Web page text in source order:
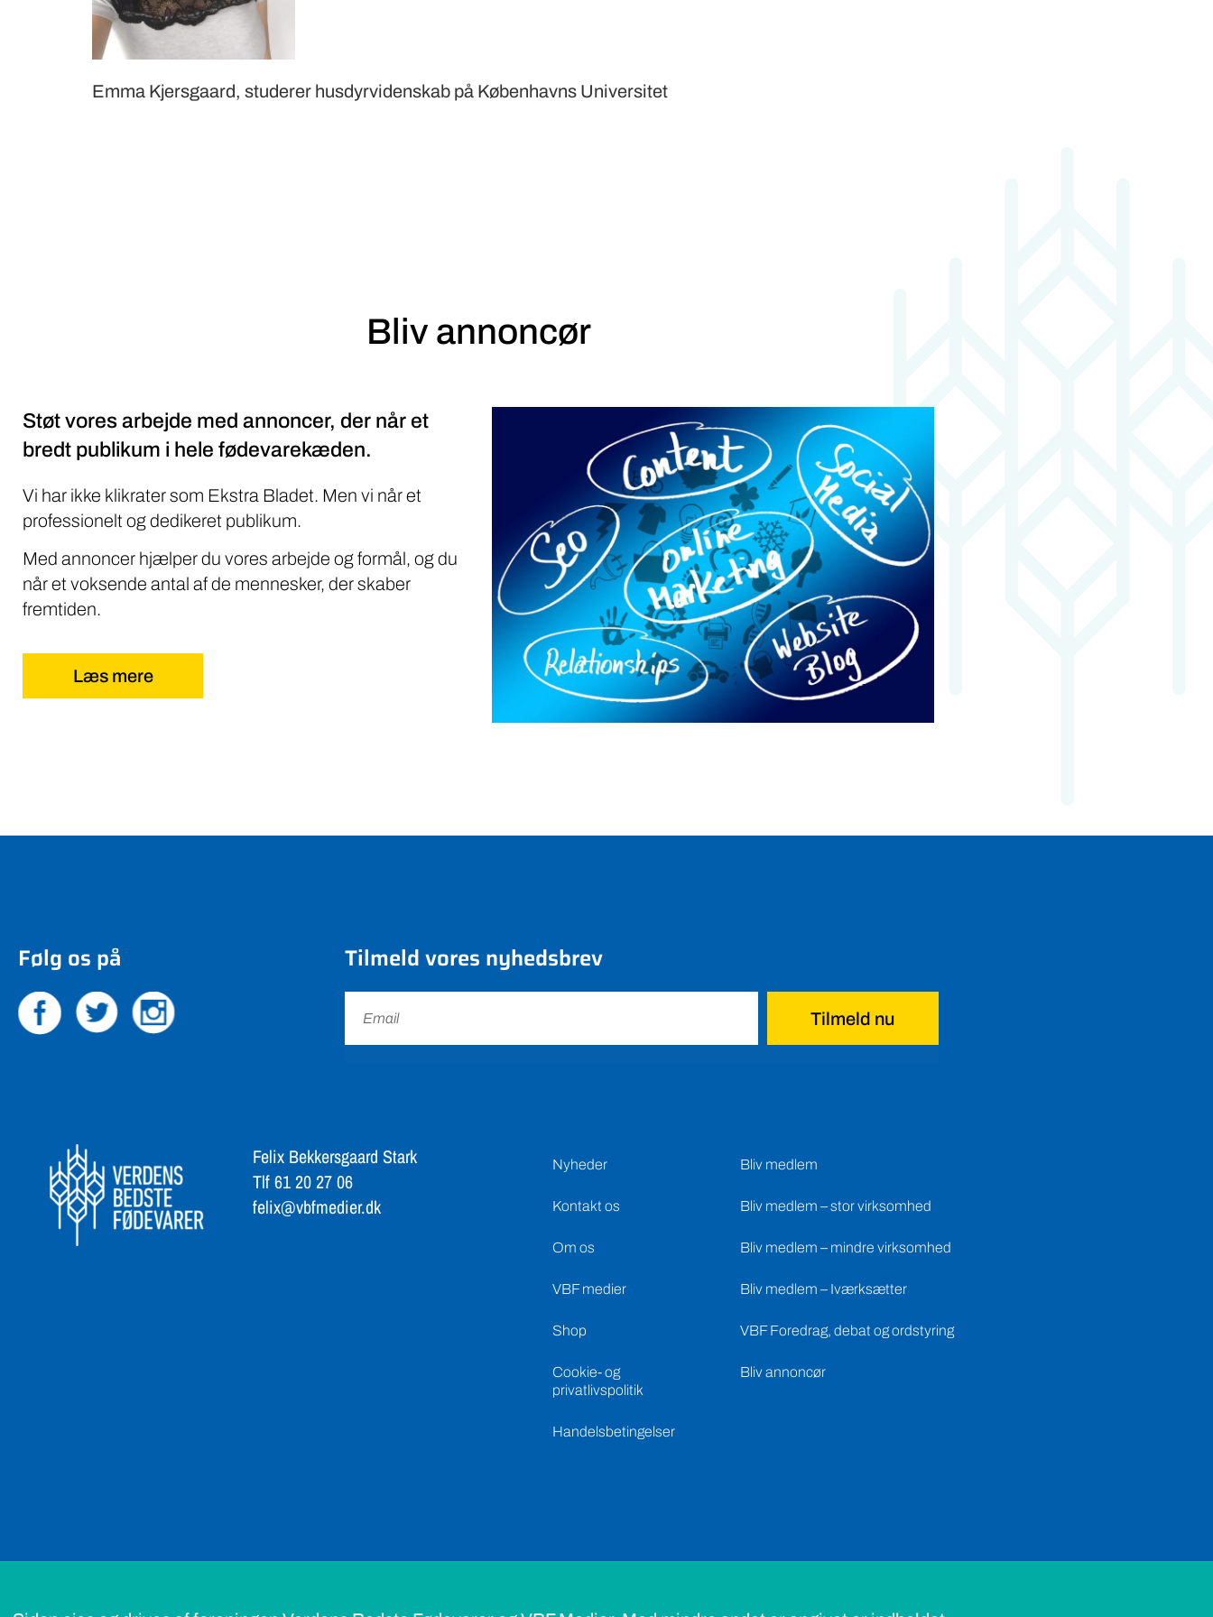
Emma Kjersgaard, studerer husdyrvidenskab på Københavns Universitet
Bliv annoncør
Støt vores arbejde med annoncer, der når et
bredt publikum i hele fødevarekæden.
Vi har ikke klikrater som Ekstra Bladet. Men vi når et
professionelt og dedikeret publikum.
Med annoncer hjælper du vores arbejde og formål, og du
når et voksende antal af de mennesker, der skaber
fremtiden.
Læs mere
Følg os på Tilmeld vores nyhedsbrev
Tilmeld nu
Felix Bekkersgaard Stark
Tlf 61 20 27 06
felix@vbfmedier.dk
Nyheder
Kontakt os
Om os
VBF medier
Shop
Cookie- og
privatlivspolitik
Handelsbetingelser
Bliv medlem
Bliv medlem – stor virksomhed
Bliv medlem – mindre virksomhed
Bliv medlem – Iværksætter
VBF Foredrag, debat og ordstyring
Bliv annoncør